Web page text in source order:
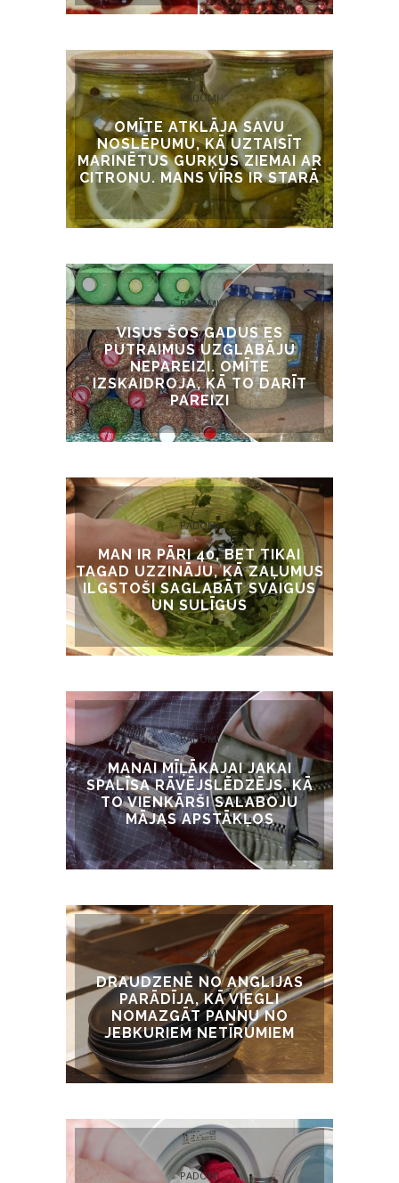
PADOMI
OMĪTE ATKLĀJA SAVU
NOSLĒPUMU, KĀ UZTAISĪT
MARINĒTUS GURĶUS ZIEMAI AR
CITRONU. MANS VĪRS IR STARĀ
PADOMI
VISUS ŠOS GADUS ES
PUTRAIMUS UZGLABĀJU
NEPAREIZI. OMĪTE
IZSKAIDROJA, KĀ TO DARĪT
PAREIZI
PADOMI
MAN IR PĀRI 40, BET TIKAI
TAGAD UZZINĀJU, KĀ ZAĻUMUS
ILGSTOŠI SAGLABĀT SVAIGUS
UN SULĪGUS
PADOMI
MANAI MĪĻĀKAJAI JAKAI
SPALĪSA RĀVĒJSLĒDZĒJS. KĀ
TO VIENKĀRŠI SALABOJU
MĀJAS APSTĀKĻOS
PADOMI
DRAUDZENE NO ANGLIJAS
PARĀDĪJA, KĀ VIEGLI
NOMAZGĀT PANNU NO
JEBKURIEM NETĪRUMIEM
PADOMI